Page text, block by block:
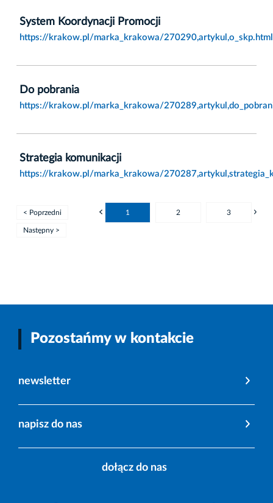
System Koordynacji Promocji
https://krakow.pl/marka_krakowa/270290,artykul,o_skp.html
Do pobrania
https://krakow.pl/marka_krakowa/
Strategia komunikacji
https://krakow.pl/marka_krakowa/
< Poprzedni 1 2 3
Następny >
Pozostańmy w kontakcie
newsletter
napisz do nas
dołącz do nas